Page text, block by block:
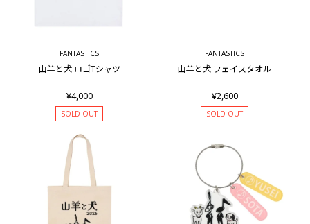
FANTASTICS
山羊と犬 ロゴTシャツ
¥4,000
SOLD OUT
FANTASTICS
山羊と犬 フェイスタオル
¥2,600
SOLD OUT